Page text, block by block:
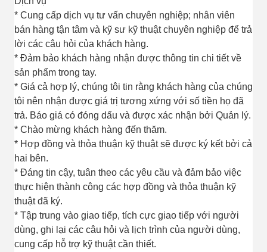
* Cung cấp dịch vụ tư vấn chuyên nghiệp; nhân viên
bán hàng tận tâm và kỹ sư kỹ thuật chuyên nghiệp để trả
lời các câu hỏi của khách hàng.
* Đảm bảo khách hàng nhận được thông tin chi tiết về
sản phẩm trong tay.
* Giá cả hợp lý, chúng tôi tin rằng khách hàng của chúng
tôi nên nhận được giá trị tương xứng với số tiền họ đã
trả. Báo giá có đóng dấu và được xác nhận bởi Quản lý.
* Chào mừng khách hàng đến thăm.
* Hợp đồng và thỏa thuận kỹ thuật sẽ được ký kết bởi cả
hai bên.
* Đáng tin cậy, tuân theo các yêu cầu và đảm bảo việc
thực hiện thành công các hợp đồng và thỏa thuận kỹ
thuật đã ký.
* Tập trung vào giao tiếp, tích cực giao tiếp với người
dùng, ghi lại các câu hỏi và lịch trình của người dùng,
cung cấp hỗ trợ kỹ thuật cần thiết.